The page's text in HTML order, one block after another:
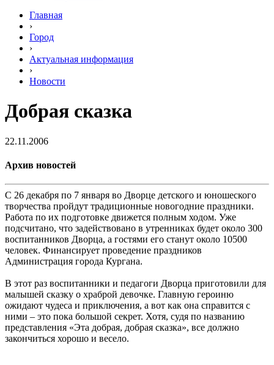
Главная
›
Город
›
Актуальная информация
›
Новости
Добрая сказка
22.11.2006
Архив новостей
С 26 декабря по 7 января во Дворце детского и юношеского
творчества пройдут традиционные новогодние праздники.
Работа по их подготовке движется полным ходом. Уже
подсчитано, что задействовано в утренниках будет около 300
воспитанников Дворца, а гостями его станут около 10500
человек. Финансирует проведение праздников
Администрация города Кургана.
В этот раз воспитанники и педагоги Дворца приготовили для
малышей сказку о храброй девочке. Главную героиню
ожидают чудеса и приключения, а вот как она справится с
ними – это пока большой секрет. Хотя, судя по названию
представления «Эта добрая, добрая сказка», все должно
закончиться хорошо и весело.